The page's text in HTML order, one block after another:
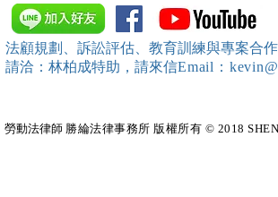
中、南等地辦理（職場霸凌防
治教育訓練）課程 邀請本所律
師團隊擔任講師，課程圓滿完
成~*
法顧規劃、訴訟評估、教育訓練與專案合作
請洽：林柏成特助 ，請來信Email：
勞動法律師​ 勝綸法律事務所 版權所有 © 2018